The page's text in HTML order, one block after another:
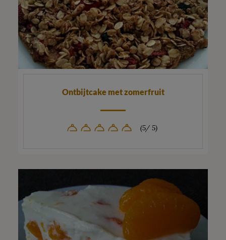
Ontbijtcake met zomerfruit
(5/ 5)